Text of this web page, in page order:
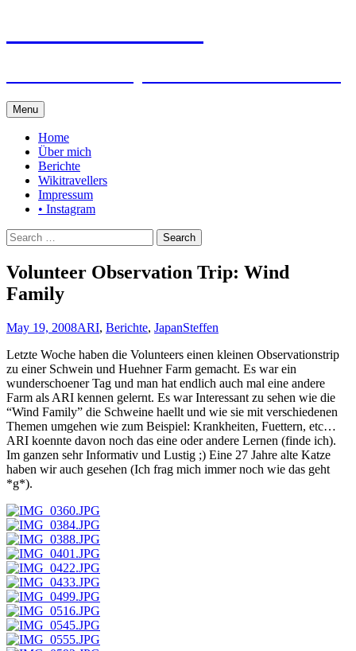
Menu Skip
to
content
Home
Über mich
Berichte
Wikitravellers
Impressum
• Instagram
Search
for:
Volunteer Observation Trip: Wind
Family
May 19, 2008ARI, Berichte, JapanSteffen
Letzte Woche haben die Volunteers einen kleinen Observationstrip
zu einer Schwein und Huehner Farm gemacht. Es war ein
wunderschoener Tag und man hat endlich auch mal eine andere
Farm als ARI kennen gelernt. Es war Interessant zu sehen wie die
“Wind Family” die Schweine haellt und wie sie mit verschiedenen
Themen umgehen wie zum Beispiel: Krankheiten, Fuettern, etc…
ARI koennte davon noch das eine oder andere Lernen (finde ich).
Im ganzen sehr Informativ und Lustig ;) Eine 27 Jahre alte Katze
haben wir auch gesehen (Ich frag mich immer noch wie das geht
*g*).